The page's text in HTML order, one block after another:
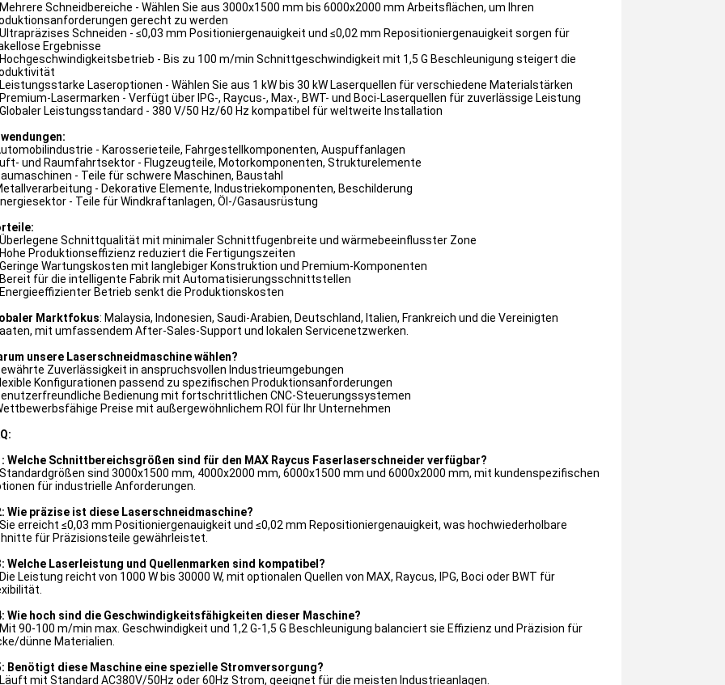
Schneidbereiche - Wählen Sie aus 3000x1500 mm bis 6000x2000 mm Arbeitsflächen, um Ihren
gerecht zu werden
Schneiden - ≤0,03 mm Positioniergenauigkeit und ≤0,02 mm Repositioniergenauigkeit sorgen für
Ergebnisse
- Bis zu 100 m/min Schnittgeschwindigkeit mit 1,5 G Beschleunigung steigert die
Laseroptionen - Wählen Sie aus 1 kW bis 30 kW Laserquellen für verschiedene Materialstärken
Lasermarken - Verfügt über IPG-, Raycus-, Max-, BWT- und Boci-Laserquellen für zuverlässige Leistung
Leistungsstandard - 380 V/50 Hz/60 Hz kompatibel für weltweite Installation
- Karosserieteile, Fahrgestellkomponenten, Auspuffanlagen
und Raumfahrtsektor - Flugzeugteile, Motorkomponenten, Strukturelemente
- Teile für schwere Maschinen, Baustahl
- Dekorative Elemente, Industriekomponenten, Beschilderung
- Teile für Windkraftanlagen, Öl-/Gasausrüstung
Schnittqualität mit minimaler Schnittfugenbreite und wärmebeeinflusster Zone
Produktionseffizienz reduziert die Fertigungszeiten
Wartungskosten mit langlebiger Konstruktion und Premium-Komponenten
für die intelligente Fabrik mit Automatisierungsschnittstellen
Betrieb senkt die Produktionskosten
Marktfokus: Malaysia, Indonesien, Saudi-Arabien, Deutschland, Italien, Frankreich und die Vereinigten
mit umfassendem After-Sales-Support und lokalen Servicenetzwerken.
unsere Laserschneidmaschine wählen?
Zuverlässigkeit in anspruchsvollen Industrieumgebungen
Konfigurationen passend zu spezifischen Produktionsanforderungen
Bedienung mit fortschrittlichen CNC-Steuerungssystemen
Preise mit außergewöhnlichem ROI für Ihr Unternehmen
Welche Schnittbereichsgrößen sind für den MAX Raycus Faserlaserschneider verfügbar?
sind 3000x1500 mm, 4000x2000 mm, 6000x1500 mm und 6000x2000 mm, mit kundenspezifischen
für industrielle Anforderungen.
Wie präzise ist diese Laserschneidmaschine?
erreicht ≤0,03 mm Positioniergenauigkeit und ≤0,02 mm Repositioniergenauigkeit, was hochwiederholbare
für Präzisionsteile gewährleistet.
Welche Laserleistung und Quellenmarken sind kompatibel?
Leistung reicht von 1000 W bis 30000 W, mit optionalen Quellen von MAX, Raycus, IPG, Boci oder BWT für
Wie hoch sind die Geschwindigkeitsfähigkeiten dieser Maschine?
90-100 m/min max. Geschwindigkeit und 1,2 G-1,5 G Beschleunigung balanciert sie Effizienz und Präzision für
dünne Materialien.
Benötigt diese Maschine eine spezielle Stromversorgung?
mit Standard AC380V/50Hz oder 60Hz Strom, geeignet für die meisten Industrieanlagen.